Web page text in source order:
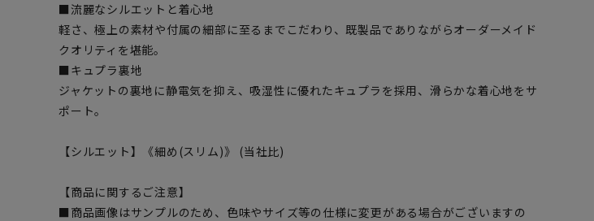
■流麗なシルエットと着心地
軽さ、極上の素材や付属の細部に至るまでこだわり、既製品でありながらオーダーメイド
クオリティを堪能。
■キュプラ裏地
ジャケットの裏地に静電気を抑え、吸湿性に優れたキュプラを採用、滑らかな着心地をサ
ポート。
【シルエット】《細め(スリム)》 (当社比)
【商品に関するご注意】
■商品画像はサンプルのため、色味やサイズ等の仕様に変更がある場合がございますの